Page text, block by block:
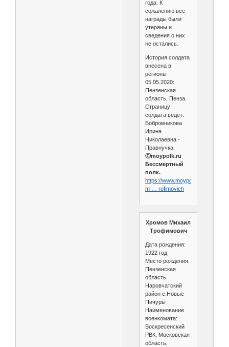
года. К
сожалению все
награды были
утеряны и
сведения о них
не остались.
История солдата
внесена в
регионы
05.05.2020:
Пензенская
область, Пенза.
Страницу
солдата ведёт:
Бобровникова
Ирина
Николаевна -
Правнучка.
Ⓒmoypolk.ru
Бессмертный
полк.
https://www.moypolk.ru/soldier/
m … rofimovich
Хромов Михаил
Трофимович
Дата рождения:
1922 год
Место рождения:
Пензенская
область
Наровчатский
район с.Новые
Пичуры
Наименование
военкомата:
Воскресенский
РВК, Московская
область,